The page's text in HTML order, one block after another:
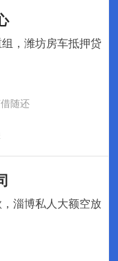
，潍坊房车抵押贷
随还
淄博私人大额空放